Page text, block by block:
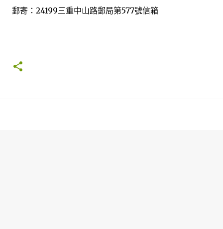
郵寄：24199三重中山路郵局第577號信箱